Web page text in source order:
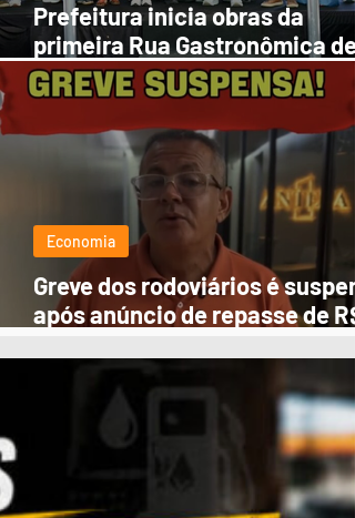
Prefeitura inicia obras da
primeira Rua Gastronômica de
Manaus no Centro Histórico
Greve dos rodoviários é
após anúncio de repasse de R$
Economia